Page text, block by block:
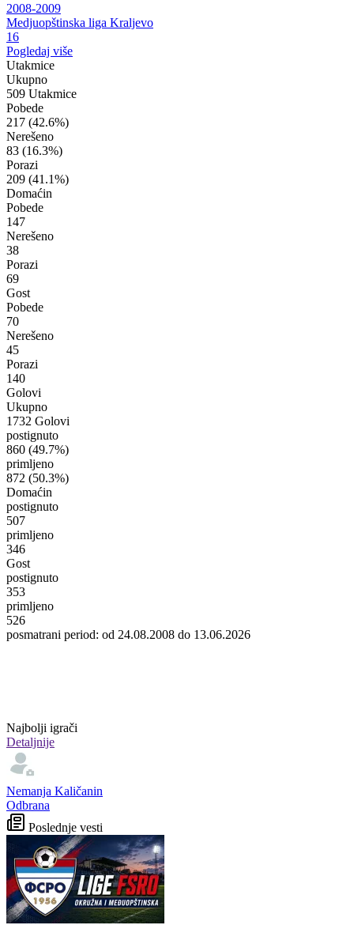
2008-2009
Medjuopštinska liga Kraljevo
16
Pogledaj više
Utakmice
Ukupno
509 Utakmice
Pobede
217 (42.6%)
Nerešeno
83 (16.3%)
Porazi
209 (41.1%)
Domaćin
Pobede
147
Nerešeno
38
Porazi
69
Gost
Pobede
70
Nerešeno
45
Porazi
140
Golovi
Ukupno
1732 Golovi
postignuto
860 (49.7%)
primljeno
872 (50.3%)
Domaćin
postignuto
507
primljeno
346
Gost
postignuto
353
primljeno
526
posmatrani period: od 24.08.2008 do 13.06.2026
Najbolji igrači
Detaljnije
Nemanja Kaličanin
Odbrana
Poslednje vesti